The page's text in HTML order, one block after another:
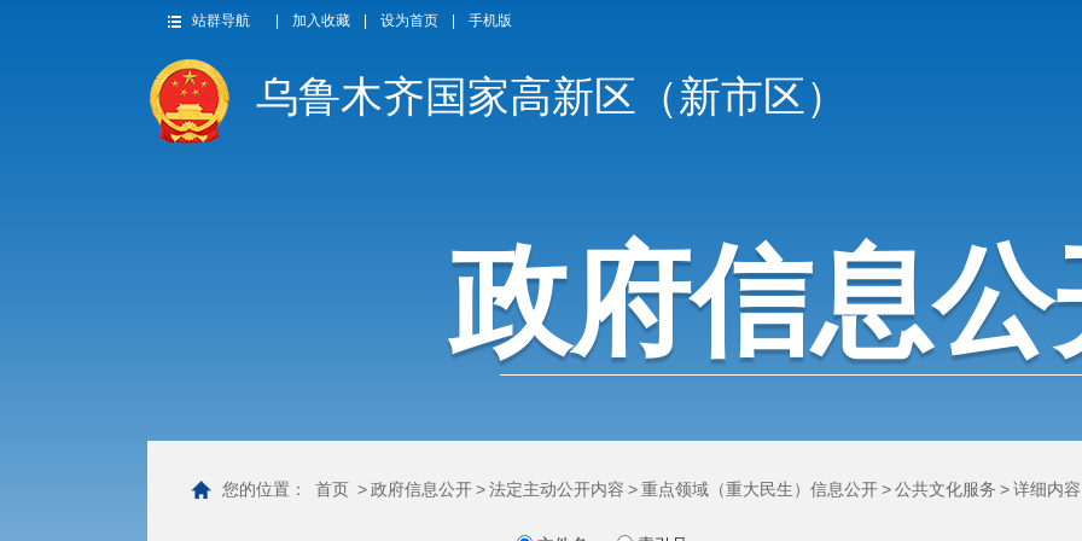
站群导航 加入收藏 设为首页 手机版
乌鲁木齐国家高新区（新市区）
政府信息公
您的位置： 首页 >政府信息公开>法定主动公开内容 >重点领域（重大民生）信息公开>公共文化服务 >详细内容